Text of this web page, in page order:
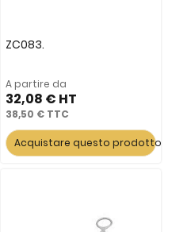
ZC083.
A partire da
32,08 €
38,50 €
Acquistare questo prodotto